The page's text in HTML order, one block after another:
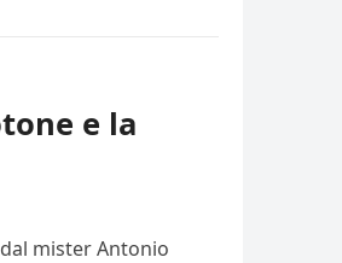
e la
mister Antonio